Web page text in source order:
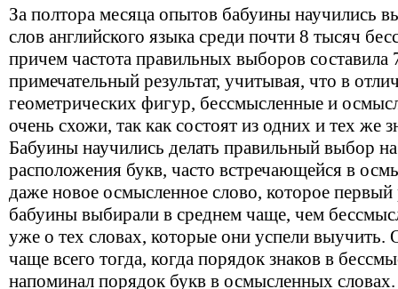
За полтора месяца опытов бабуины научились
слов английского языка среди почти 8 тысяч
причем частота правильных выборов составила
примечательный результат, учитывая, что в
геометрических фигур, бессмысленные и
очень схожи, так как состоят из одних и тех же
Бабуины научились делать правильный выбор
расположения букв, часто встречающейся в
даже новое осмысленное слово, которое первый
бабуины выбирали в среднем чаще, чем
уже о тех словах, которые они успели
чаще всего тогда, когда порядок знаков в
напоминал порядок букв в осмысленных